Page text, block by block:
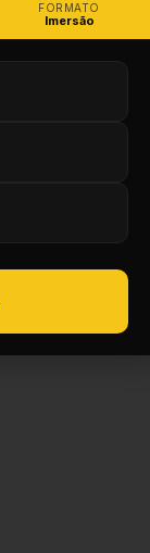
FORMATO
Imersão